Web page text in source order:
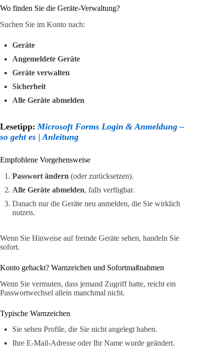
Wo finden Sie die Geräte-Verwaltung?
Suchen Sie im Konto nach:
Geräte
Angemeldete Geräte
Geräte verwalten
Sicherheit
Alle Geräte abmelden
Lesetipp: Microsoft Forms Login & Anmeldung –
so geht es | Anleitung
Empfohlene Vorgehensweise
Passwort ändern (oder zurücksetzen).
Alle Geräte abmelden, falls verfügbar.
Danach nur die Geräte neu anmelden, die Sie wirklich
nutzen.
Wenn Sie Hinweise auf fremde Geräte sehen, handeln Sie
sofort.
Konto gehackt? Warnzeichen und Sofortmaßnahmen
Wenn Sie vermuten, dass jemand Zugriff hatte, reicht ein
Passwortwechsel allein manchmal nicht.
Typische Warnzeichen
Sie sehen Profile, die Sie nicht angelegt haben.
Ihre E-Mail-Adresse oder Ihr Name wurde geändert.